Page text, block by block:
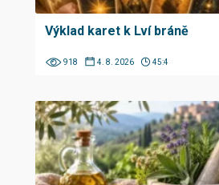
Výklad karet k Lví bráně
918 4. 8. 2026 45:4